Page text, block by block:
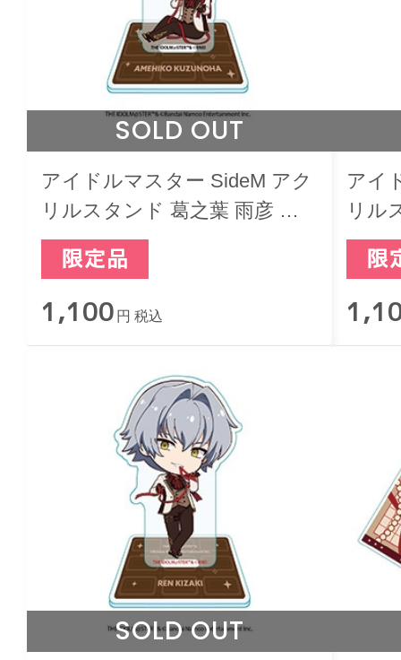
SOLD OUT
アイドルマスター SideM アク
リルスタンド 葛之葉 雨彦 ミ
ニキャラ バレンタインライブ
2026 -Sweet Style by 2022-
1,100 円 税込
アイ
リル
キャ
SOLD OUT